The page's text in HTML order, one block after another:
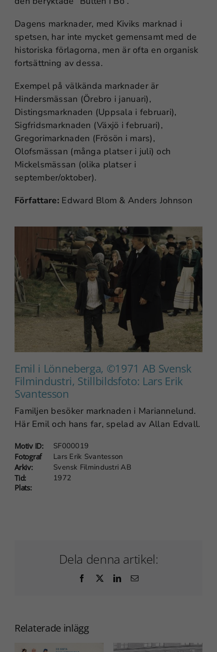
Dagens marknader, med Kiviks marknad i
spetsen, har inte mycket gemensamt med de
historiska förlagorna, men är ofta en organisk
fortsättning av dessa.
Exempel på välkända marknader är
Hindersmässan (Örebro i januari),
Distingsmarknaden (Uppsala i februari),
Sigfridsmarknaden (Växjö i februari),
Gregorimarknaden (Frösön i mars),
Olofsmässan (många platser i juli) och
Mickelsmässan (olika platser i
september/oktober).
Författare:Edward Blom & Anders Johnson
Emil i Lönneberga, ©1971 AB Svensk
Filmindustri, Stillbildsfoto: Lars Erik
Svantesson
Familjen besöker marknaden i Mariannelund.
Här Emil och hans far, spelad av Allan Edvall.
Motiv ID:
SF000019
Fotograf
Lars Erik Svantesson
Arkiv:
Svensk Filmindustri AB
Tid:
1972
Plats:
Dela denna artikel:
Facebook LinkedIn
E-
Relaterade inlägg
att
webbplatsen
Statistik